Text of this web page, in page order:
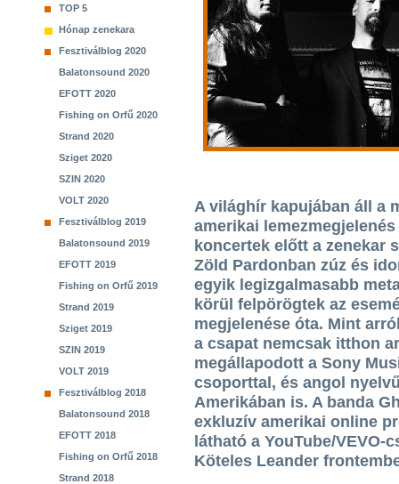
TOP 5
Hónap zenekara
Fesztiválblog 2020
Balatonsound 2020
EFOTT 2020
Fishing on Orfű 2020
Strand 2020
Sziget 2020
SZIN 2020
VOLT 2020
Fesztiválblog 2019
Balatonsound 2019
EFOTT 2019
Fishing on Orfű 2019
Strand 2019
Sziget 2019
SZIN 2019
VOLT 2019
Fesztiválblog 2018
Balatonsound 2018
EFOTT 2018
Fishing on Orfű 2018
Strand 2018
A világhír kapujában áll a
amerikai
koncertek előtt a zenekar
Zöld Pardonban zúz és
egyik legizgalmasabb
körül felpörögtek az
megjelenése óta. Mint
a csapat nemcsak itthon
megállapodott a Sony
csoporttal, és angol
Amerikában is. A banda
exkluzív amerikai online
látható a YouTube/
Köteles Leander